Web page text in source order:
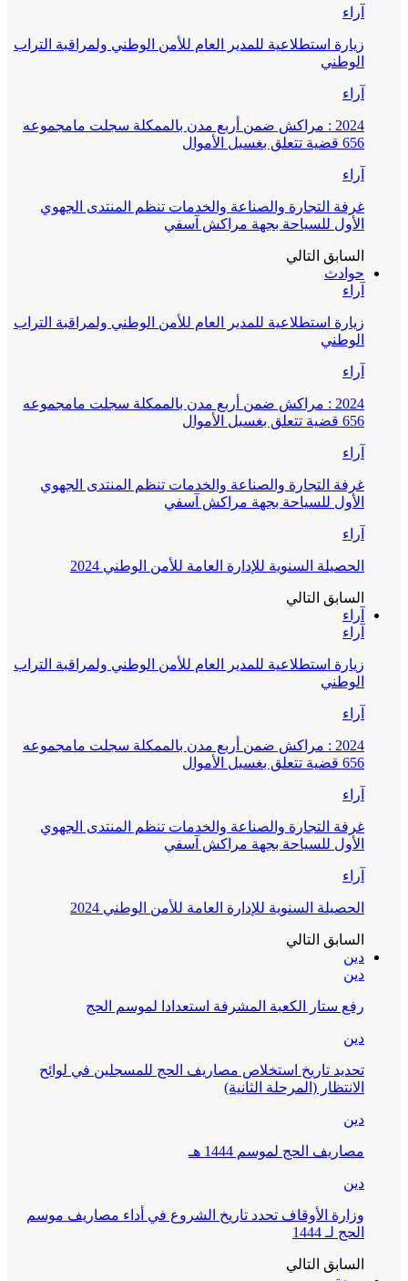
آراء
زيارة استطلاعية للمدير العام للأمن الوطني ولمراقبة التراب
الوطني
آراء
2024 : مراكش ضمن أربع مدن بالممكلة سجلت مامجموعه
656 قضية تتعلق بغسيل الأموال
آراء
غرفة التجارة والصناعة والخدمات تنظم المنتدى الجهوي
الأول للسياحة بجهة مراكش آسفي
السابق التالي
حوادث
آراء
زيارة استطلاعية للمدير العام للأمن الوطني ولمراقبة التراب
الوطني
آراء
2024 : مراكش ضمن أربع مدن بالممكلة سجلت مامجموعه
656 قضية تتعلق بغسيل الأموال
آراء
غرفة التجارة والصناعة والخدمات تنظم المنتدى الجهوي
الأول للسياحة بجهة مراكش آسفي
آراء
الحصيلة السنوية للإدارة العامة للأمن الوطني 2024
السابق التالي
آراء
آراء
زيارة استطلاعية للمدير العام للأمن الوطني ولمراقبة التراب
الوطني
آراء
2024 : مراكش ضمن أربع مدن بالممكلة سجلت مامجموعه
656 قضية تتعلق بغسيل الأموال
آراء
غرفة التجارة والصناعة والخدمات تنظم المنتدى الجهوي
الأول للسياحة بجهة مراكش آسفي
آراء
الحصيلة السنوية للإدارة العامة للأمن الوطني 2024
السابق التالي
دين
دين
رفع ستار الكعبة المشرفة استعدادا لموسم الحج
دين
تحديد تاريخ استخلاص مصاريف الحج للمسجلين في لوائح
الانتظار (المرحلة الثانية)
دين
مصاريف الحج لموسم 1444 هـ
دين
وزارة الأوقاف تحدد تاريخ الشروع في أداء مصاريف موسم
الحج لـ 1444
السابق التالي